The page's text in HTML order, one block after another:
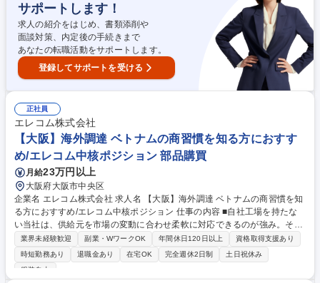
材購買 ★ポジティブアクション求人(女性歓迎)
サポートします！
求人の紹介をはじめ、書類添削や
面談対策、内定後の手続きまで
あなたの転職活動をサポートします。
登録してサポートを受ける
正社員
エレコム株式会社
【大阪】海外調達 ベトナムの商習慣を知る方におすす
め/エレコム中核ポジション 部品購買
月給23万円以上
大阪府大阪市中央区
企業名 エレコム株式会社 求人名 【大阪】海外調達 ベトナムの商習慣を知
る方におすすめ/エレコム中核ポジション 仕事の内容 ■自社工場を持たな
い当社は、供給元を市場の変動に合わせ柔軟に対応できるのが強み。その
柔軟な調達戦略において重要度が飛躍的に増しているのがベトナムであ
り、ここのパイプラインの強化を図っています。 ■将来的にベトナムに事
務所立上げの構想もあり、まずは現地とのコミュニケーション強化を実
業界未経験歓迎 副業・WワークOK 年間休日120日以上
資格取得支援あり
時短勤務あり
退職金あり 在宅OK 完全週休2日制
土日祝休み
服装自由